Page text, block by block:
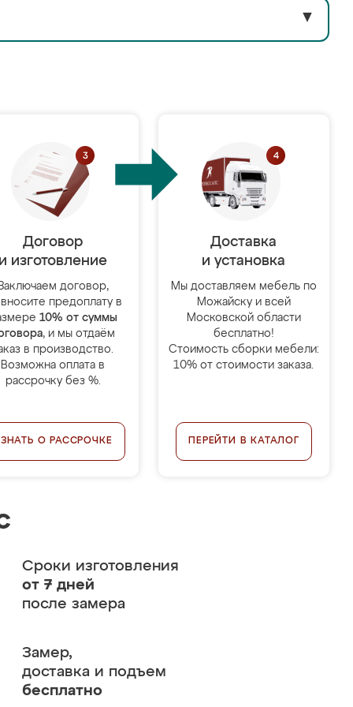
▼
Договор
изготовление
договор,
предоплату в
10% от суммы
, и мы отдаём
в производство.
Возможна оплата в
рассрочку без %.
О РАССРОЧКЕ
Доставка
и установка
Мы доставляем мебель по
Можайску и всей
Московской области
бесплатно!
Стоимость сборки мебели:
10% от стоимости заказа.
ПЕРЕЙТИ В КАТАЛОГ
Сроки изготовления
от 7 дней
после замера
Замер,
доставка и подъем
бесплатно